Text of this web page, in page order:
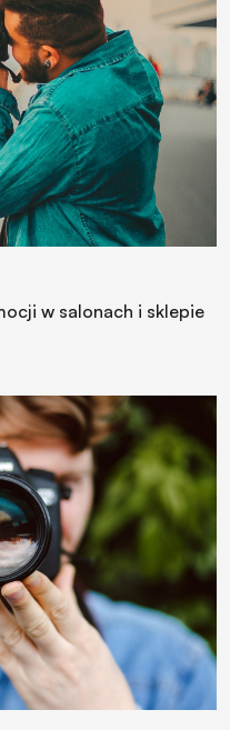
w salonach i sklepie